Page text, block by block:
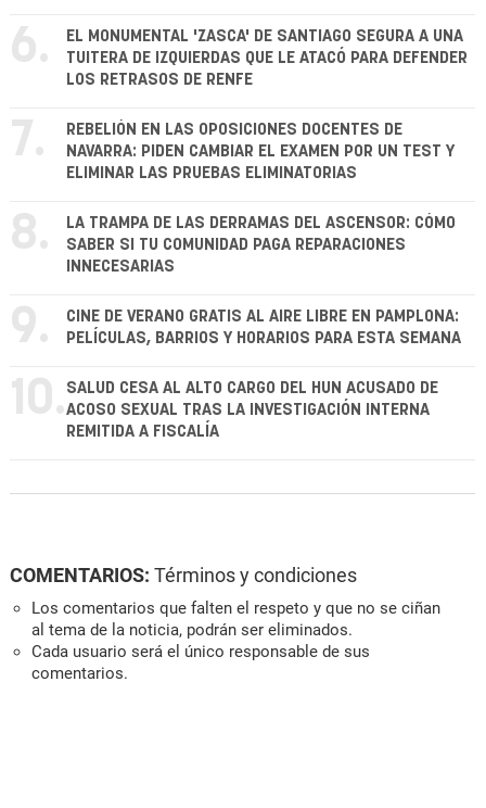
6.
EL MONUMENTAL 'ZASCA' DE SANTIAGO SEGURA A UNA
TUITERA DE IZQUIERDAS QUE LE ATACÓ PARA DEFENDER
LOS RETRASOS DE RENFE
7.
REBELIÓN EN LAS OPOSICIONES DOCENTES DE
NAVARRA: PIDEN CAMBIAR EL EXAMEN POR UN TEST Y
ELIMINAR LAS PRUEBAS ELIMINATORIAS
8.
LA TRAMPA DE LAS DERRAMAS DEL ASCENSOR: CÓMO
SABER SI TU COMUNIDAD PAGA REPARACIONES
INNECESARIAS
9.
CINE DE VERANO GRATIS AL AIRE LIBRE EN PAMPLONA:
PELÍCULAS, BARRIOS Y HORARIOS PARA ESTA SEMANA
10. SALUD CESA AL ALTO CARGO DEL HUN ACUSADO DE
ACOSO SEXUAL TRAS LA INVESTIGACIÓN INTERNA
REMITIDA A FISCALÍA
COMENTARIOS: Términos y condiciones
Los comentarios que falten el respeto y que no se ciñan
al tema de la noticia, podrán ser eliminados.
Cada usuario será el único responsable de sus
comentarios.